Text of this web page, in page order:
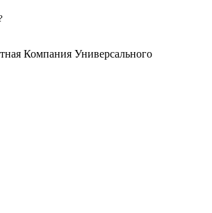
Компания Универсального